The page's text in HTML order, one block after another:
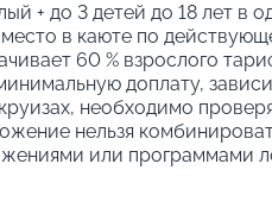
+ до 3 детей до 18 лет в
в каюте по
60 % взрослого
доплату,
необходимо
нельзя
или программами